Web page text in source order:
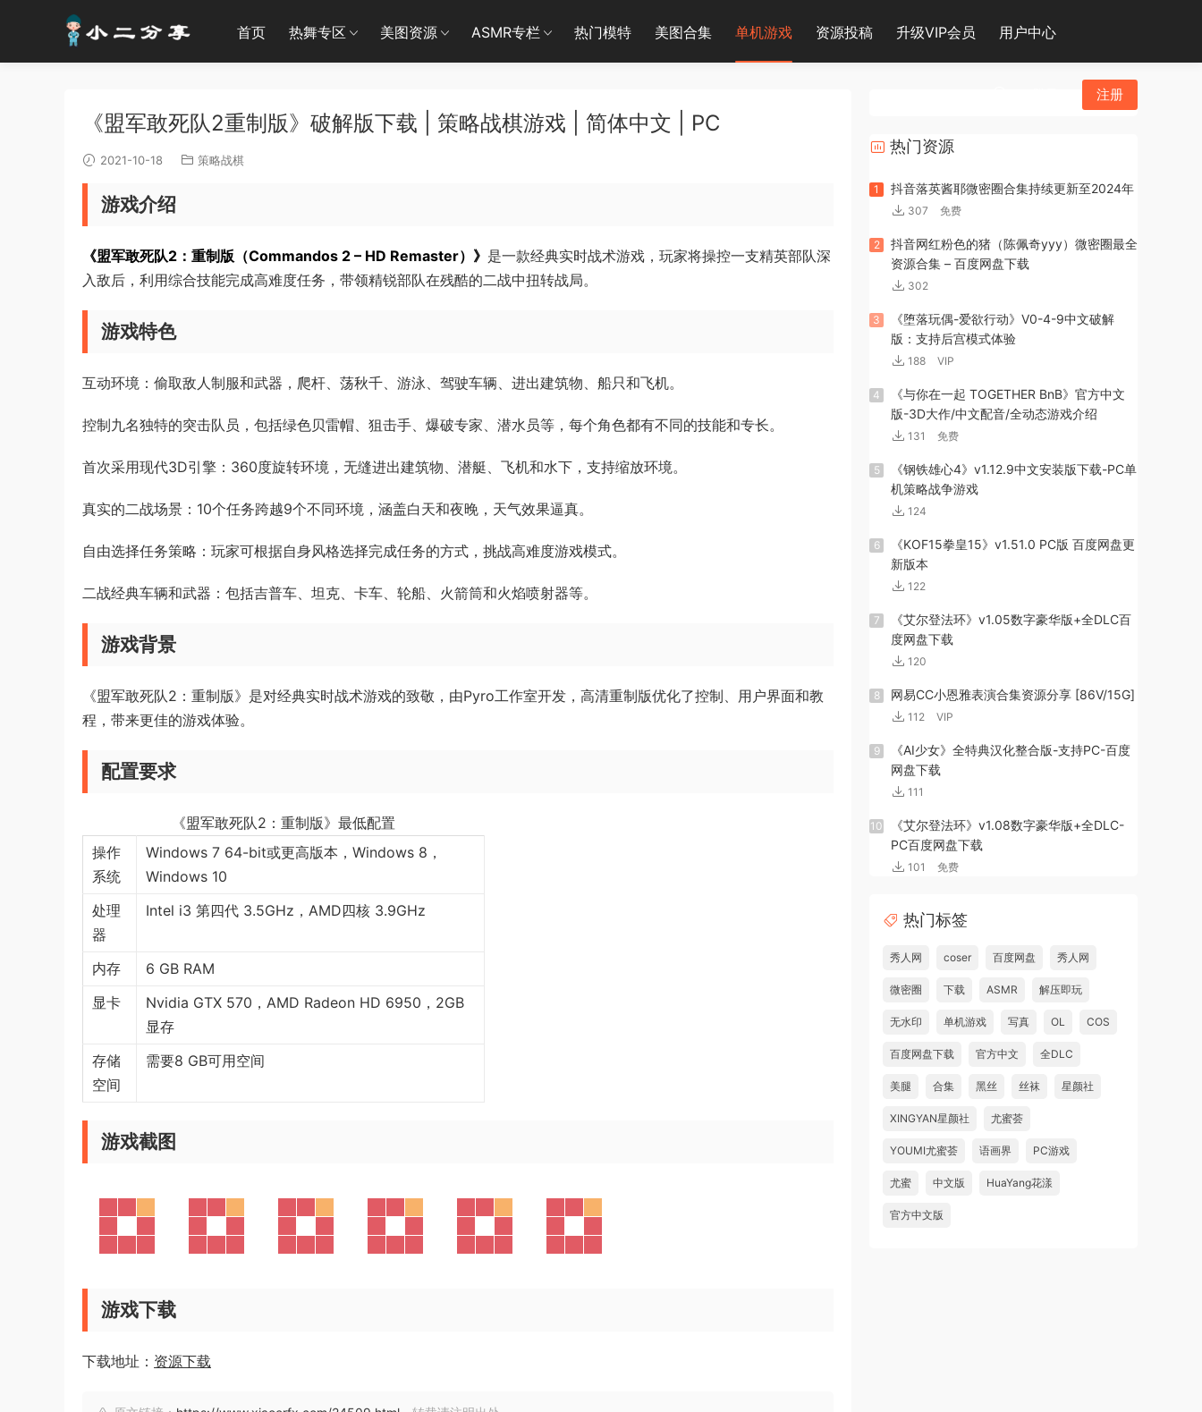
首页 热舞专区 美图资源 ASMR专栏 热门模特 美图合集 单机游戏 资源投稿 升级VIP会员 用户中心
注册
《盟军敢死队2重制版》破解版下载 | 策略战棋游戏 | 简体中文 | PC
2021-10-18 策略战棋
游戏介绍
《盟军敢死队2：重制版（Commandos 2 – HD Remaster）》 是一款经典实时战术游戏，玩家将操控一支精英部队深
入敌后，利用综合技能完成高难度任务，带领精锐部队在残酷的二战中扭转战局。
游戏特色
互动环境：偷取敌人制服和武器，爬杆、荡秋千、游泳、驾驶车辆、进出建筑物、船只和飞机。
控制九名独特的突击队员，包括绿色贝雷帽、狙击手、爆破专家、潜水员等，每个角色都有不同的技能和专长。
首次采用现代3D引擎：360度旋转环境，无缝进出建筑物、潜艇、飞机和水下，支持缩放环境。
真实的二战场景：10个任务跨越9个不同环境，涵盖白天和夜晚，天气效果逼真。
自由选择任务策略：玩家可根据自身风格选择完成任务的方式，挑战高难度游戏模式。
二战经典车辆和武器：包括吉普车、坦克、卡车、轮船、火箭筒和火焰喷射器等。
游戏背景
《盟军敢死队2：重制版》是对经典实时战术游戏的致敬，由Pyro工作室开发，高清重制版优化了控制、用户界面和教
程，带来更佳的游戏体验。
配置要求
《盟军敢死队2：重制版》最低配置
操作
系统
Windows 7 64-bit或更高版本，Windows 8，
Windows 10
处理
器
Intel i3 第四代 3.5GHz，AMD四核 3.9GHz
内存
6 GB RAM
显卡
Nvidia GTX 570，AMD Radeon HD 6950，2GB
显存
存储
空间
需要8 GB可用空间
游戏截图
游戏下载
下载地址： 资源下载
热门资源
1 抖音落英酱耶微密圈合集持续更新至2024年
307 免费
2
抖音网红粉色的猪（陈佩奇yyy）微密圈最全
资源合集 – 百度网盘下载
302
3
《堕落玩偶-爱欲行动》V0-4-9中文破解
版：支持后宫模式体验
188 VIP
4
《与你在一起 TOGETHER BnB》官方中文
版-3D大作/中文配音/全动态游戏介绍
131 免费
5
《钢铁雄心4》v1.12.9中文安装版下载-PC单
机策略战争游戏
124
6
《KOF15拳皇15》v1.51.0 PC版 百度网盘更
新版本
122
7
《艾尔登法环》v1.05数字豪华版+全DLC百
度网盘下载
120
8 网易CC小恩雅表演合集资源分享 [86V/15G]
112 VIP
9
《AI少女》全特典汉化整合版-支持PC-百度
网盘下载
111
10
《艾尔登法环》v1.08数字豪华版+全DLC-
PC百度网盘下载
101 免费
热门标签
秀人网 coser 百度网盘 秀人网
微密圈 下载 ASMR 解压即玩
无水印 单机游戏 写真 OL COS
百度网盘下载 官方中文 全DLC
美腿 合集 黑丝 丝袜 星颜社
XINGYAN星颜社 尤蜜荟
YOUMI尤蜜荟 语画界 PC游戏
尤蜜 中文版 HuaYang花漾
官方中文版